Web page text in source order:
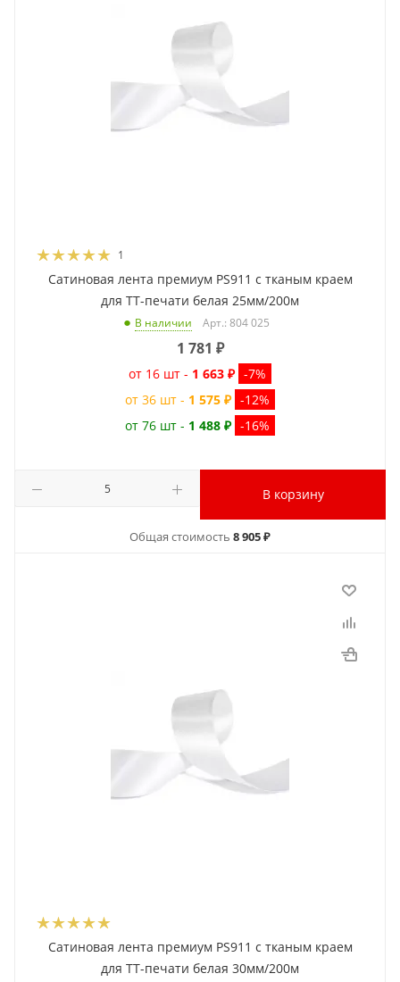
1
Сатиновая лента премиум PS911 с тканым краем
для ТТ-печати белая 25мм/200м
В наличии Арт.: 804 025
1 781 ₽
от 16 шт - 1 663 ₽ -7%
от 36 шт - 1 575 ₽ -12%
от 76 шт - 1 488 ₽ -16%
В корзину
Общая стоимость 8 905 ₽
Сатиновая лента премиум PS911 с тканым краем
для ТТ-печати белая 30мм/200м